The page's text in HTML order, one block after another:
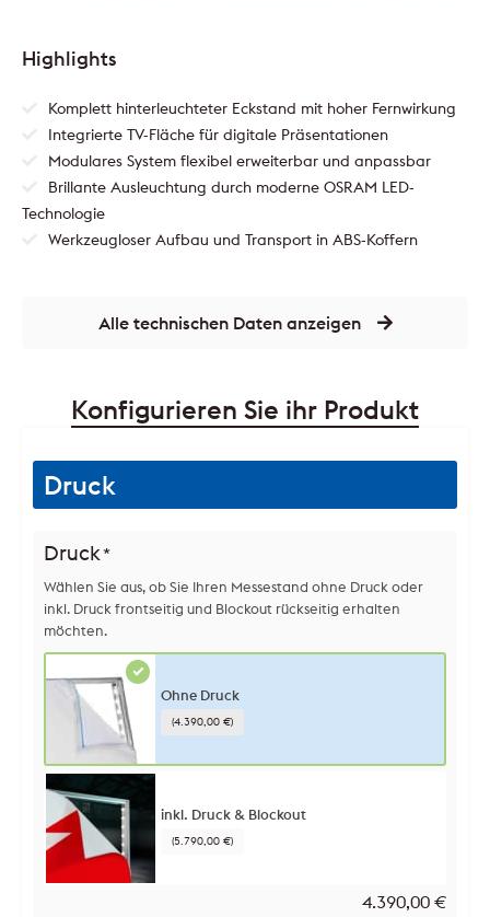
Highlights
Komplett hinterleuchteter Eckstand mit hoher Fernwirkung
Integrierte TV-Fläche für digitale Präsentationen
Modulares System flexibel erweiterbar und anpassbar
Brillante Ausleuchtung durch moderne OSRAM LED-
Technologie
Werkzeugloser Aufbau und Transport in ABS-Koffern
Alle technischen Daten anzeigen
Konfigurieren Sie ihr Produkt
Druck
Druck *
Wählen Sie aus, ob Sie Ihren Messestand ohne Druck oder
inkl. Druck frontseitig und Blockout rückseitig erhalten
möchten.
Ohne Druck
(4.390,00 €)
inkl. Druck & Blockout
(5.790,00 €)
4.390,00 €